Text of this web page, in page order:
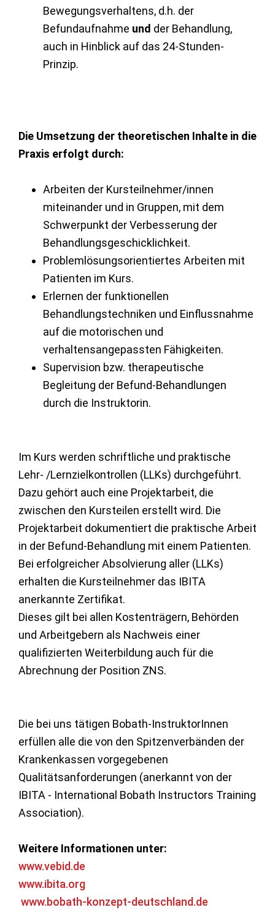
Bewegungsverhaltens, d.h. der
Befundaufnahme und der Behandlung,
auch in Hinblick auf das 24-Stunden-
Prinzip.
Die Umsetzung der theoretischen Inhalte in die
Praxis erfolgt durch:
Arbeiten der Kursteilnehmer/innen
miteinander und in Gruppen, mit dem
Schwerpunkt der Verbesserung der
Behandlungsgeschicklichkeit.
Problemlösungsorientiertes Arbeiten mit
Patienten im Kurs.
Erlernen der funktionellen
Behandlungstechniken und Einflussnahme
auf die motorischen und
verhaltensangepassten Fähigkeiten.
Supervision bzw. therapeutische
Begleitung der Befund-Behandlungen
durch die Instruktorin.
Im Kurs werden schriftliche und praktische
Lehr- /Lernzielkontrollen (LLKs) durchgeführt.
Dazu gehört auch eine Projektarbeit, die
zwischen den Kursteilen erstellt wird. Die
Projektarbeit dokumentiert die praktische Arbeit
in der Befund-Behandlung mit einem Patienten.
Bei erfolgreicher Absolvierung aller (LLKs)
erhalten die Kursteilnehmer das IBITA
anerkannte Zertifikat.
Dieses gilt bei allen Kostenträgern, Behörden
und Arbeitgebern als Nachweis einer
qualifizierten Weiterbildung auch für die
Abrechnung der Position ZNS.
Die bei uns tätigen Bobath-InstruktorInnen
erfüllen alle die von den Spitzenverbänden der
Krankenkassen vorgegebenen
Qualitätsanforderungen (anerkannt von der
IBITA - International Bobath Instructors Training
Association).
Weitere Informationen unter:
www.vebid.de
www.ibita.org
www.bobath-konzept-deutschland.de